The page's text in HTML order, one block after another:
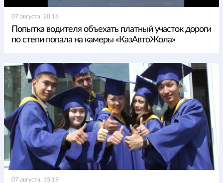
07 августа, 20:16
Попытка водителя объехать платный участок дороги
по степи попала на камеры «КазАвтоЖола»
07 августа, 15:19